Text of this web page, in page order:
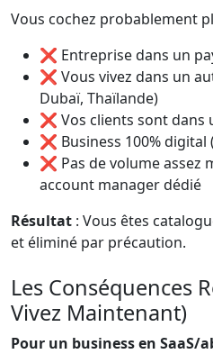
Vous cochez probablement
❌ Entreprise dans un
❌ Vous vivez dans un
Dubaï, Thaïlande)
❌ Vos clients sont dans
❌ Business 100%
❌ Pas de volume assez
account manager dédié
Résultat : Vous êtes
et éliminé par précaution.
Les Conséquences
Vivez Maintenant)
Pour un business en SaaS/